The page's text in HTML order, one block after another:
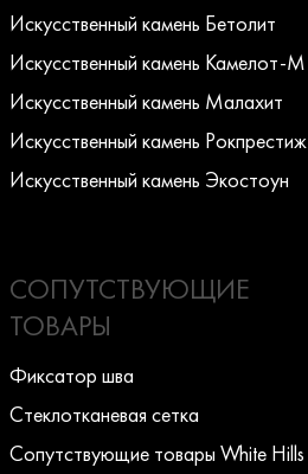
Искусcтвенный камень Бетолит
Искусcтвенный камень Камелот-М
Искусcтвенный камень Малахит
Искусcтвенный камень Рокпрестиж
Искусcтвенный камень Экостоун
СОПУТСТВУЮЩИЕ
ТОВАРЫ
Фиксатор шва
Стеклотканевая сетка
Сопутствующие товары White Hills